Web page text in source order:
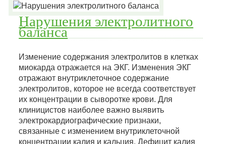
Нарушения электролитного
баланса
Изменение содержания электролитов в клетках
миокарда отражается на ЭКГ. Изменения ЭКГ
отражают внутриклеточное содержание
электролитов, которое не всегда соответствует
их концентрации в сыворотке крови. Для
клиницистов наиболее важно выявить
электрокардиографические признаки,
связанные с изменением внутриклеточной
концентрации калия и кальция. Дефицит калия